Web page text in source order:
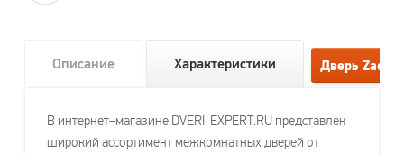
Описание Характеристики
В интернет–магазине DVERI-EXPERT.RU представлен
широкий ассортимент межкомнатных дверей от